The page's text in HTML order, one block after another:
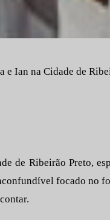
e Ian na Cidade de
de Ribeirão Preto,
focado no